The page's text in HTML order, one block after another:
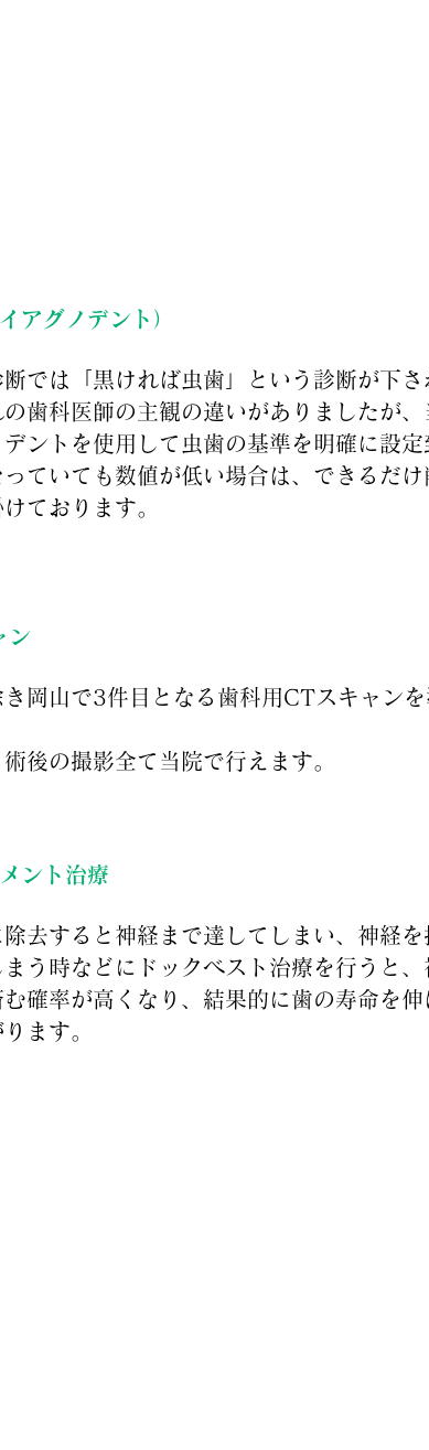
アグノデント）
では「黒ければ虫歯」という診断が下さ
の歯科医師の主観の違いがありましたが、
ントを使用して虫歯の基準を明確に設定
ていても数値が低い場合は、できるだけ
ております。
ン
岡山で3件目となる歯科用CTスキャンを
後の撮影全て当院で行えます。
ント治療
去すると神経まで達してしまい、神経を
まう時などにドックベスト治療を行うと、
確率が高くなり、結果的に歯の寿命を伸
ます。